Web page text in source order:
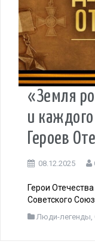
«Земля
и
Героев
08.12.2025
Герои
Советского
Люди-легенды